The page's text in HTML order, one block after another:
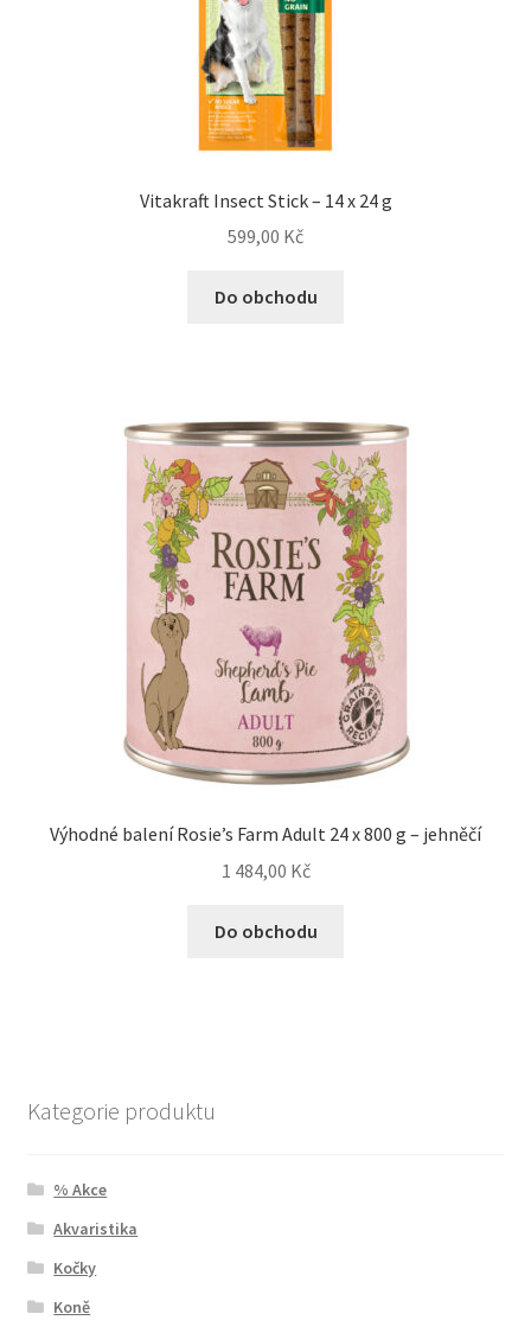
Vitakraft Insect Stick – 14 x 24 g
599,00 Kč
Do obchodu
Výhodné balení Rosie’s Farm Adult 24 x 800 g – jehněčí
1 484,00 Kč
Do obchodu
Kategorie produktu
% Akce
Akvaristika
Kočky
Koně